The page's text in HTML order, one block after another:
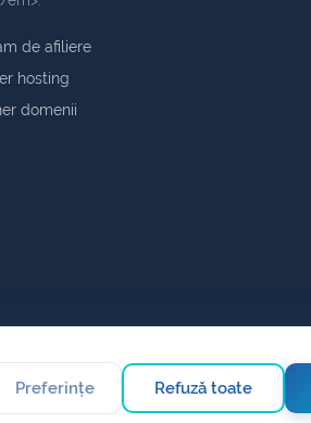
de afiliere
hosting
domenii
Preferințe Refuză toate